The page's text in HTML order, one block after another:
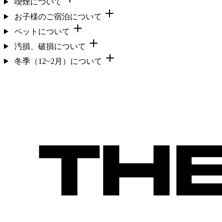
お子様のご宿泊について
ペットについて
汚損、破損について
冬季（12~2月）について